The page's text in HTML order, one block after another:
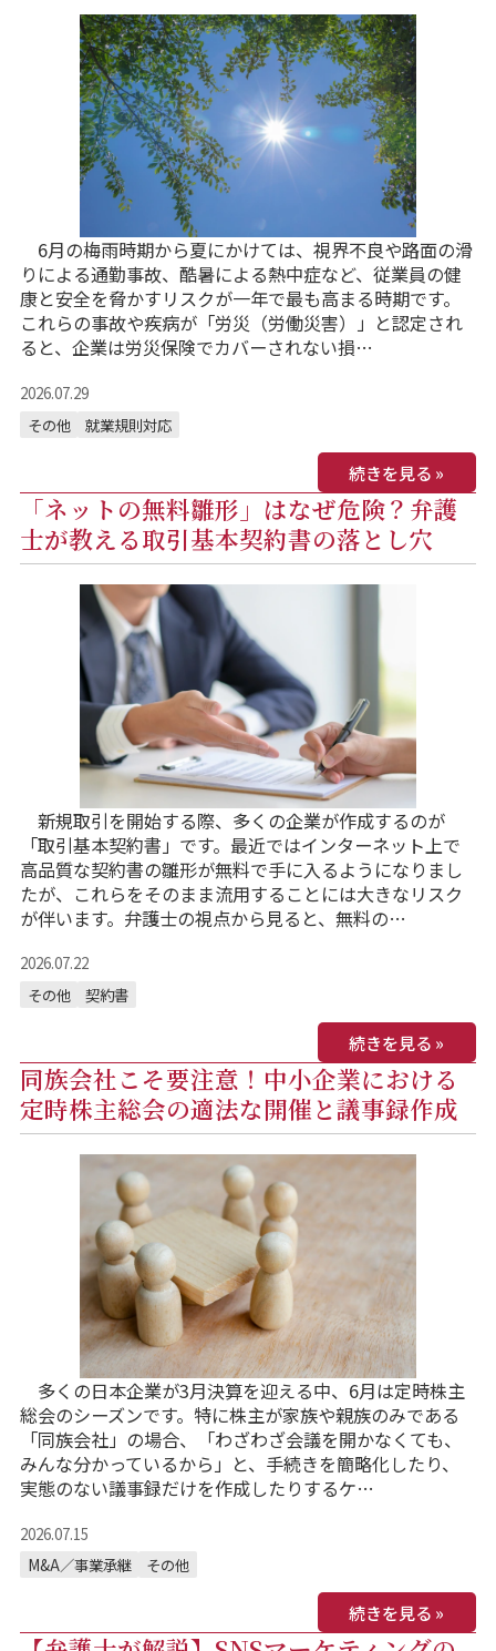
6月の梅雨時期から夏にかけては、視界不良や路面の滑
りによる通勤事故、酷暑による熱中症など、従業員の健
康と安全を脅かすリスクが一年で最も高まる時期です。
これらの事故や疾病が「労災（労働災害）」と認定され
ると、企業は労災保険でカバーされない損…
2026.07.29
その他
就業規則対応
続きを見る »
「ネットの無料雛形」はなぜ危険？弁護
士が教える取引基本契約書の落とし穴
新規取引を開始する際、多くの企業が作成するのが
「取引基本契約書」です。最近ではインターネット上で
高品質な契約書の雛形が無料で手に入るようになりまし
たが、これらをそのまま流用することには大きなリスク
が伴います。弁護士の視点から見ると、無料の…
2026.07.22
その他
契約書
続きを見る »
同族会社こそ要注意！中小企業における
定時株主総会の適法な開催と議事録作成
多くの日本企業が3月決算を迎える中、6月は定時株主
総会のシーズンです。特に株主が家族や親族のみである
「同族会社」の場合、「わざわざ会議を開かなくても、
みんな分かっているから」と、手続きを簡略化したり、
実態のない議事録だけを作成したりするケ…
2026.07.15
M&A／事業承継
その他
続きを見る »